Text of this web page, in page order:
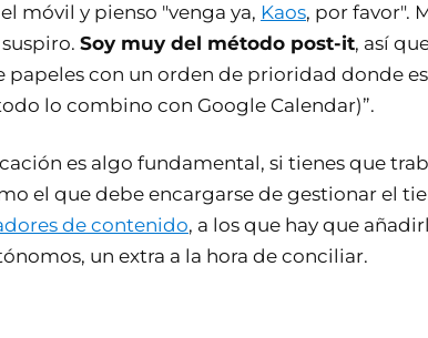
móvil y pienso "venga ya, Kaos, por favor".
Soy muy del método post-it, así
papeles con un orden de prioridad donde
lo combino con Google Calendar)”.
es algo fundamental, si tienes que
el que debe encargarse de gestionar el
de contenido, a los que hay que
un extra a la hora de conciliar.